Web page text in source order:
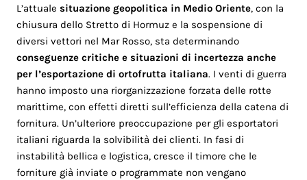
L’attualesituazione geopolitica in Medio Oriente, con la
chiusura dello Stretto di Hormuz e la sospensione di
diversi vettori nel Mar Rosso, sta determinando
conseguenze critiche e situazioni di incertezza anche
per l’esportazione di ortofrutta italiana. I venti di guerra
hanno imposto una riorganizzazione forzata delle rotte
marittime, con effetti diretti sull’efficienza della catena di
fornitura. Un’ulteriore preoccupazione per gli esportatori
italiani riguarda la solvibilità dei clienti. In fasi di
instabilità bellica e logistica, cresce il timore che le
forniture già inviate o programmate non vengano